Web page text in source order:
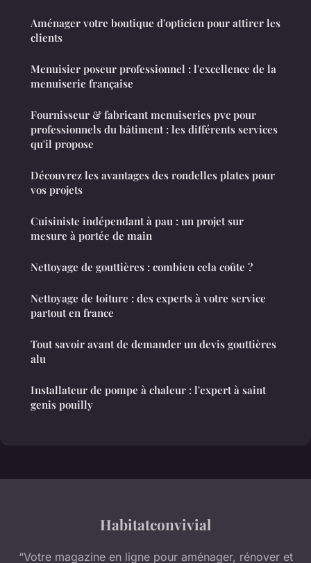
Aménager votre boutique d'opticien pour attirer les
clients
Menuisier poseur professionnel : l'excellence de la
menuiserie française
Fournisseur & fabricant menuiseries pvc pour
professionnels du bâtiment : les différents services
qu'il propose
Découvrez les avantages des rondelles plates pour
vos projets
Cuisiniste indépendant à pau : un projet sur
mesure à portée de main
Nettoyage de gouttières : combien cela coûte ?
Nettoyage de toiture : des experts à votre service
partout en france
Tout savoir avant de demander un devis gouttières
alu
Installateur de pompe à chaleur : l'expert à saint
genis pouilly
Habitatconvivial
“Votre magazine en ligne pour aménager, rénover et